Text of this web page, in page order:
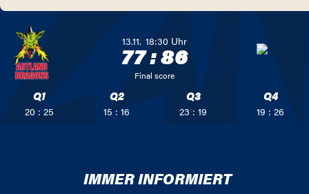
13.11. 18:30 Uhr
77:86
Final score
Q1
20 : 25
Q2
15 : 16
Q3
23 : 19
Q4
19 : 26
IMMER INFORMIERT